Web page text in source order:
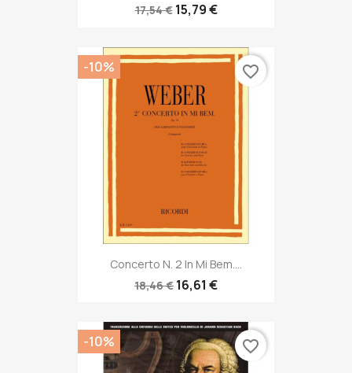
17,54 € 15,79 €
Concerto N. 2 In Mi Bem....
18,46 € 16,61 €
-10% favorite_border
-10% favorite_border